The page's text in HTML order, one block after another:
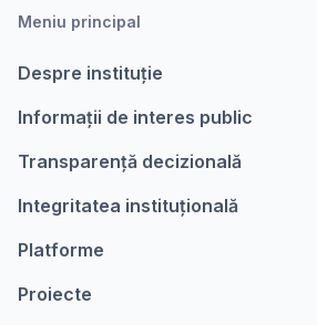
Meniu principal
Despre instituție
Informații de interes public
Transparență decizională
Integritatea instituțională
Platforme
Proiecte